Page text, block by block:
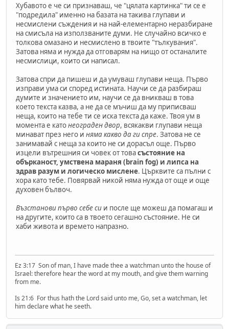
Хубавото е че си признаваш, че "цялата картинка" ти се е
"подредила" именно на базата на такива глупави и
несмислени съждения и на най-елементарно неразбиране
на смисъла на използваните думи. Не случайно всичко е
толкова омазано и несмислено в твоите "тълкувания".
Затова няма и нужда да отговарям на нищо от останалите
несмислици, които си написал.
Затова спри да пишеш и да умуваш глупави неща. Първо
изправи ума си според истината. Научи се да разбираш
думите и значението им, научи се да вникваш в това
което текста казва, а не да се мъчиш да му приписваш
неща, които на тебе ти се иска текста да каже. Твоя ум в
момента е катонеограден двор, всякакви глупави неща
минават през него и няма какво да ги спре. Затова не се
занимавай с неща за които не си дорасъл още. Първо
изцели вътрешния си човек от товасъстояние на
обърканост, умствена мараня (brain fog) и липса на
здрав разум и логическо мислене. Църквите са пълни с
хора като тебе. Повярвай никой няма нужда от още и още
духовен бълвоч.
Възстанови първо себе си и после ще можеш да помагаш и
на другите, които са в твоето сегашно състояние. Не си
хаби живота и времето напразно.
Ez 3:17 Son of man, I have made thee a watchman unto the house of
Israel: therefore hear the word at my mouth, and give them warning
from me.
Is 21:6 For thus hath the Lord said unto me, Go, set a watchman, let
him declare what he seeth.